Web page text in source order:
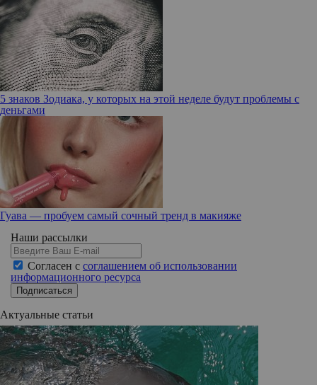
5 знаков Зодиака, у которых на этой неделе будут проблемы с
деньгами
Гуава — пробуем самый сочный тренд в макияже
Наши рассылки
Согласен с соглашением об использовании
информационного ресурса
Подписаться
Актуальные статьи